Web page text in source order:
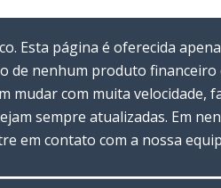
Esta página é oferecida
de nenhum produto
com muita velocidade,
sempre atualizadas. Em
em contato com a nossa